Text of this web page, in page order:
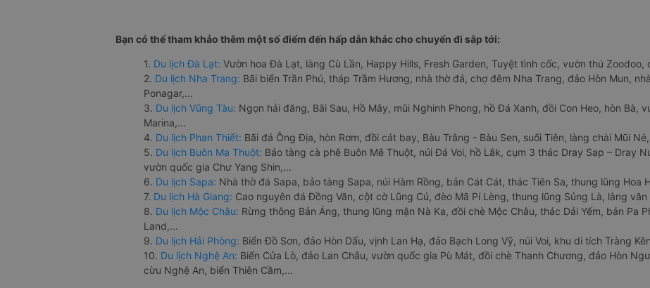
Bạn có thể tham khảo thêm một số điểm đến hấp dẫn khác cho chuyến đi sắp tới:
1. Du lịch Đà Lạt: Vườn hoa Đà Lạt, làng Cù Lần, Happy Hills, Fresh Garden, Tuyệt tình cốc, vườn thú
2. Du lịch Nha Trang: Bãi biển Trần Phú, tháp Trầm Hương, nhà thờ đá, chợ đêm Nha Trang, đảo Hòn Mun,
Ponagar,...
3. Du lịch Vũng Tàu: Ngọn hải đăng, Bãi Sau, Hồ Mây, mũi Nghinh Phong, hồ Đá Xanh, đồi Con Heo, hòn Bà,
Marina,...
4. Du lịch Phan Thiết: Bãi đá Ông Địa, hòn Rơm, đồi cát bay, Bàu Trắng - Bàu Sen, suối Tiên, làng chài Mũi
5. Du lịch Buôn Ma Thuột: Bảo tàng cà phê Buôn Mê Thuột, núi Đá Voi, hồ Lắk, cụm 3 thác Dray Sap – Dray
vườn quốc gia Chư Yang Shin,...
6. Du lịch Sapa: Nhà thờ đá Sapa, bảo tàng Sapa, núi Hàm Rồng, bản Cát Cát, thác Tiên Sa, thung lũng Hoa
7. Du lịch Hà Giang: Cao nguyên đá Đồng Văn, cột cờ Lũng Cú, đèo Mã Pí Lèng, thung lũng Sủng Là, làng văn
8. Du lịch Mộc Châu: Rừng thông Bản Áng, thung lũng mận Nà Ka, đồi chè Mộc Châu, thác Dải Yếm, bản Pa
Land,...
9. Du lịch Hải Phòng: Biển Đồ Sơn, đảo Hòn Dấu, vịnh Lan Hạ, đảo Bạch Long Vỹ, núi Voi, khu di tích Tràng
10. Du lịch Nghệ An: Biển Cửa Lò, đảo Lan Châu, vườn quốc gia Pù Mát, đồi chè Thanh Chương, đảo Hòn
cừu Nghệ An, biển Thiên Cầm,...